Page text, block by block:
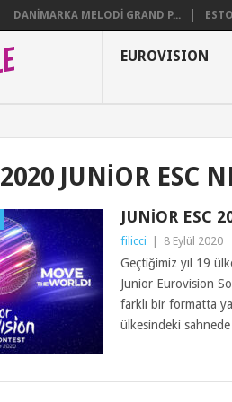
DANIMARKA MELODI GRAND P...
EUROVISION
2020 JUNIOR ESC
JUNIOR ESC
filicci 8 Eylül 2020
Geçtiğimiz yıl 19
Junior Eurovision
farklı bir formatta
ülkesindeki